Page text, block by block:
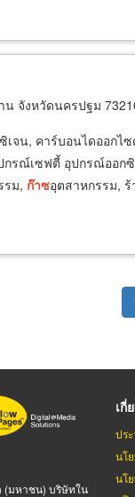
น จังหวัดนครปฐม
เจน, คาร์บอนไดออกไ
กรณ์เซฟตี้ อุปกรณ์ออก
รม, ก๊าซอุตสาหกรรม,
(มหาชน) บริษัทใน
เกี่
ปร
นโ
นโ